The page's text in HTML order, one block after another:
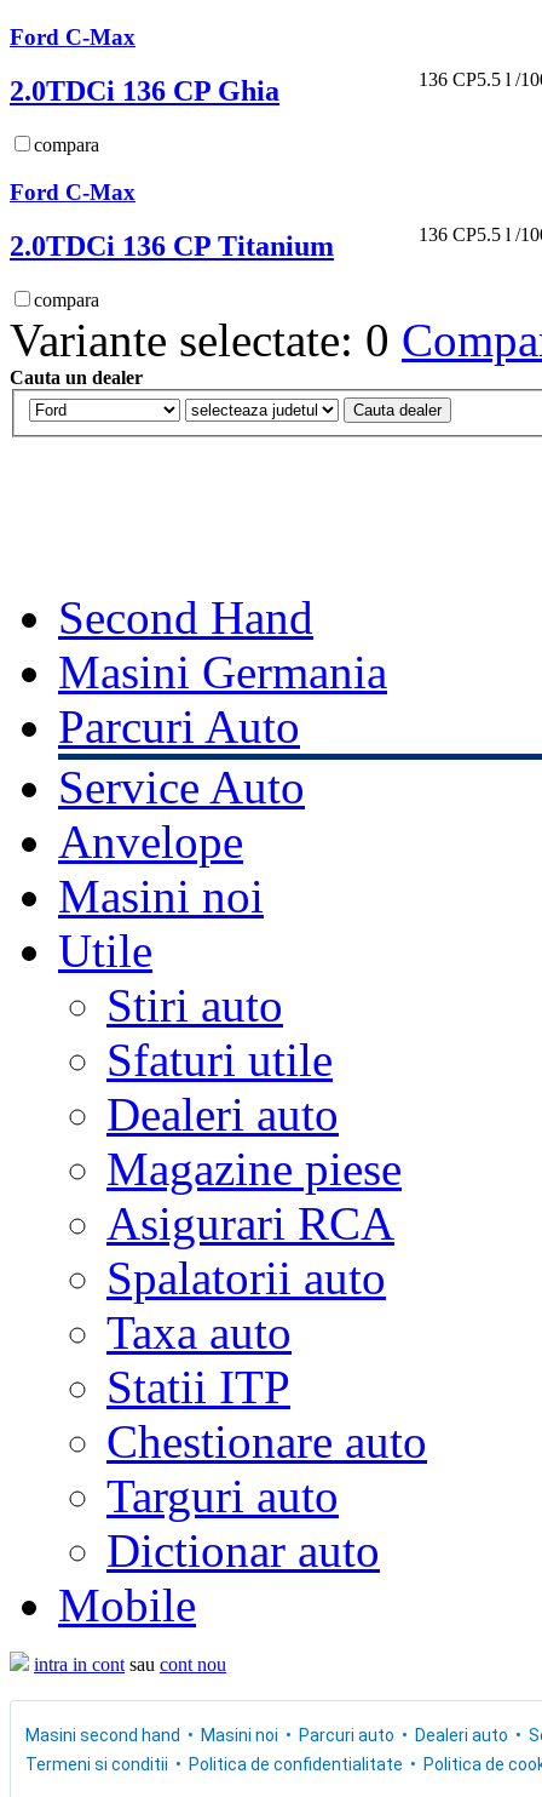
Ford C-Max
2.0TDCi 136 CP Ghia
compara
136 CP5.5 l /
Ford C-Max
2.0TDCi 136 CP Titanium
compara
136 CP5.5 l /
Variante selectate: 0
Cauta un dealer
Second Hand
Masini Germania
Parcuri Auto
Service Auto
Anvelope
Masini noi
Utile
Stiri auto
Sfaturi utile
Dealeri auto
Magazine piese
Asigurari RCA
Spalatorii auto
Taxa auto
Statii ITP
Chestionare auto
Targuri auto
Dictionar auto
Mobile
intra in cont sau cont nou
Masini second hand Masini noi Parcuri auto Dealeri auto
Termeni si conditii
Politica de confidentialitate Politica de